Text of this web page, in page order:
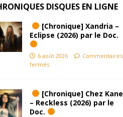
DISQUES EN LIGNE
[Chronique] Xandria –
Eclipse (2026) par le Doc.
6 août 2026
Commentaires
fermés
[Chronique] Chez Kane
– Reckless (2026) par le
Doc.